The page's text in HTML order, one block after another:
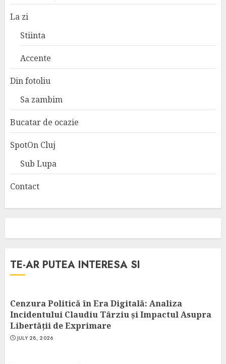
La zi
Stiinta
Accente
Din fotoliu
Sa zambim
Bucatar de ocazie
SpotOn Cluj
Sub Lupa
Contact
TE-AR PUTEA INTERESA SI
Cenzura Politică în Era Digitală: Analiza
Incidentului Claudiu Târziu și Impactul Asupra
Libertății de Exprimare
JULY 28, 2026